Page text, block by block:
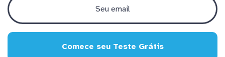
Comece seu Teste Grátis